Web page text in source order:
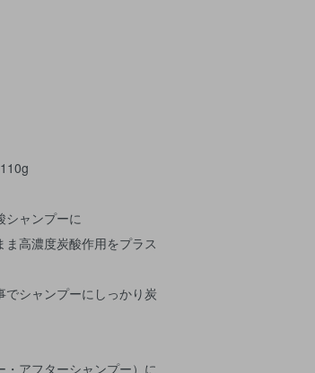
シャンプーに
高濃度炭酸作用をプラス
シャンプーにしっかり炭
・アフターシャンプー）に